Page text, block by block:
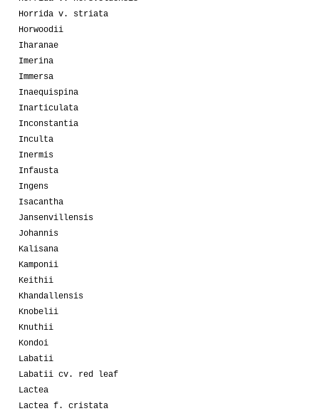
Horrida v. striata
Horwoodii
Iharanae
Imerina
Immersa
Inaequispina
Inarticulata
Inconstantia
Inculta
Inermis
Infausta
Ingens
Isacantha
Jansenvillensis
Johannis
Kalisana
Kamponii
Keithii
Khandallensis
Knobelii
Knuthii
Kondoi
Labatii
Labatii cv. red leaf
Lactea
Lactea f. cristata